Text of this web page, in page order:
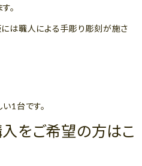
。
は職人による手彫り彫刻が施さ
1台です。
入をご希望の方はこ